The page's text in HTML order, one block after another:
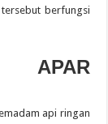
berfungsi
APAR
api ringan